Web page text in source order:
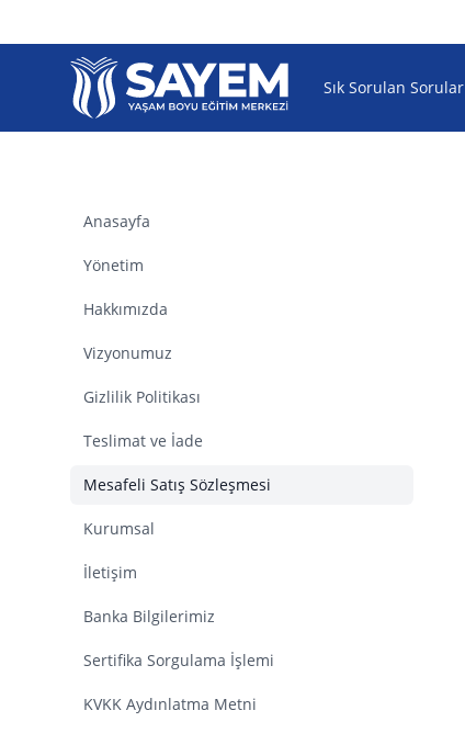
SAYEM
Sık Sorulan Sorular
Anasayfa
Yönetim
Hakkımızda
Vizyonumuz
Gizlilik Politikası
Teslimat ve İade
Mesafeli Satış Sözleşmesi
Kurumsal
İletişim
Banka Bilgilerimiz
Sertifika Sorgulama İşlemi
KVKK Aydınlatma Metni